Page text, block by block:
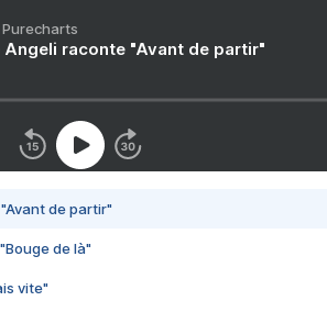
Purecharts
Angeli raconte "Avant de partir"
de partir"
de là"
vite"